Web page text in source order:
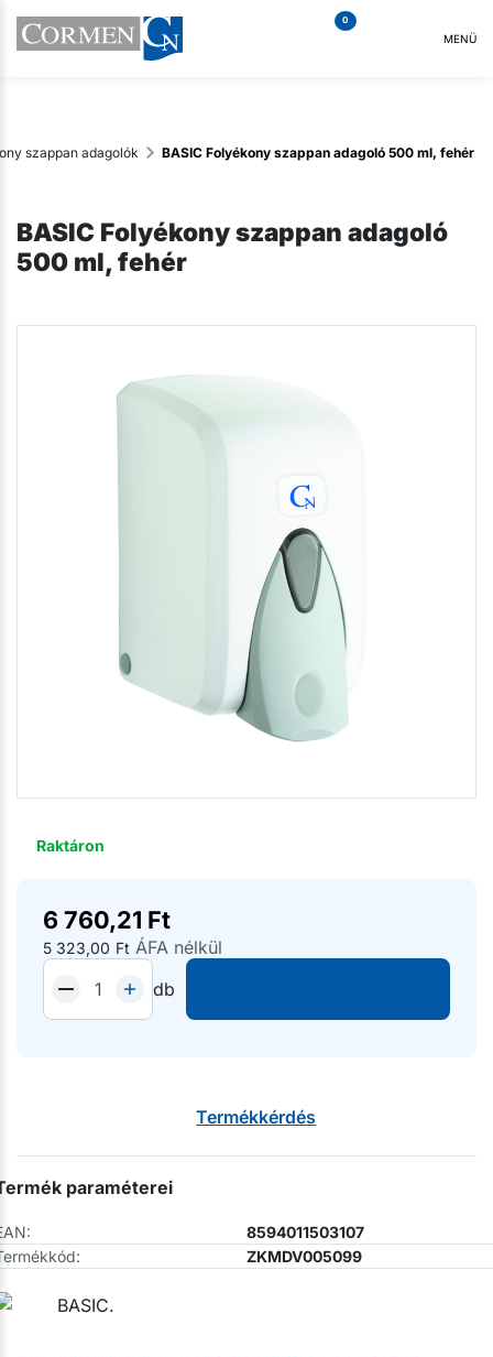
0
MENÜ
szappan adagolók BASIC Folyékony szappan adagoló 500 ml, fehér
BASIC Folyékony szappan adagoló
500 ml, fehér
Raktáron
6 760,21 Ft
5 323,00 Ft ÁFA nélkül
db
Termékkérdés
paraméterei
8594011503107
ZKMDV005099